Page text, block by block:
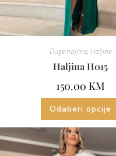
Duge haljine, Haljine
Haljina H015
150.00 KM
Odaberi opcije